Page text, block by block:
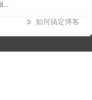
…
如何搞定博客